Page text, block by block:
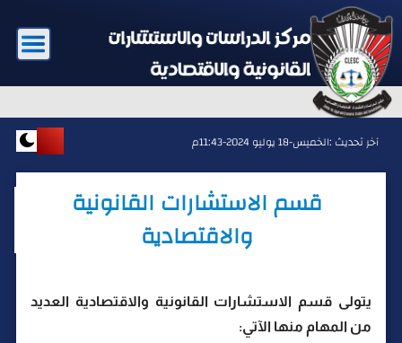
آخر تحديث :الخميس-18 يوليو 2024-11:43م
قسم الاستشارات القانونية
والاقتصادية
يتولى قسم الاستشارات القانونية والاقتصادية العديد
من المهام منها الآتي: